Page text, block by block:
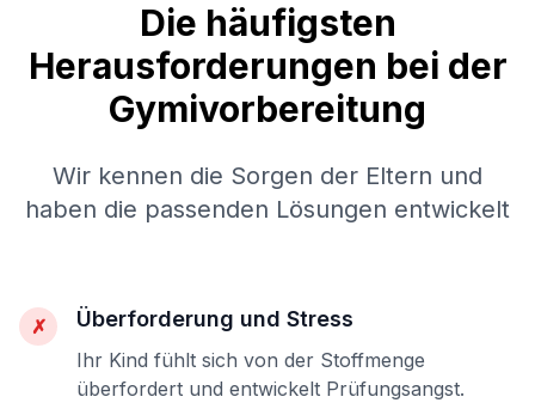
Die häufigsten
Herausforderungen bei der
Gymivorbereitung
Wir kennen die Sorgen der Eltern und
haben die passenden Lösungen entwickelt
✗ Überforderung und Stress
Ihr Kind fühlt sich von der Stoffmenge
überfordert und entwickelt Prüfungsangst.